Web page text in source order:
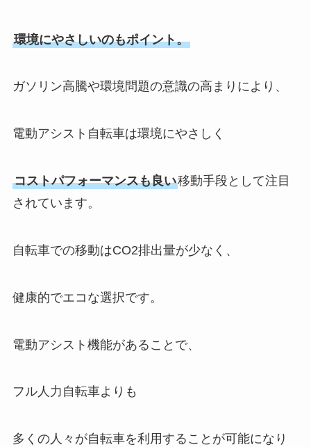
環境にやさしいのもポイント。
ガソリン高騰や環境問題の意識の高まりにより、
電動アシスト自転車は環境にやさしく
コストパフォーマンスも良い移動手段として注目
されています。
自転車での移動はCO2排出量が少なく、
健康的でエコな選択です。
電動アシスト機能があることで、
フル人力自転車よりも
多くの人々が自転車を利用することが可能になり